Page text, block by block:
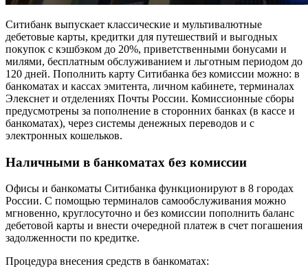
Ситибанк выпускает классические и мультивалютные
дебетовые карты, кредитки для путешествий и выгодных
покупок с кэшбэком до 20%, приветственными бонусами и
милями, бесплатным обслуживанием и льготным периодом до
120 дней. Пополнить карту Ситибанка без комиссии можно: в
банкоматах и кассах эмитента, личном кабинете, терминалах
Элекснет и отделениях Почты России. Комиссионные сборы
предусмотрены за пополнение в сторонних банках (в кассе и
банкоматах), через системы денежных переводов и с
электронных кошельков.
Наличными в банкоматах без комиссии
Офисы и банкоматы Ситибанка функционируют в 8 городах
России. С помощью терминалов самообслуживания можно
мгновенно, круглосуточно и без комиссии пополнить баланс
дебетовой карты и внести очередной платеж в счет погашения
задолженности по кредитке.
Процедура внесения средств в банкоматах: